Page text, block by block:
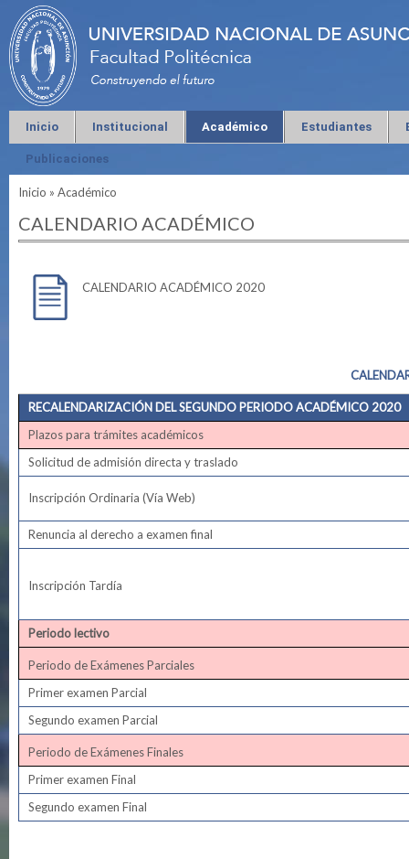
Inicio Institucional Académico Estudiantes
Publicaciones
Se encuentra usted aquí
Inicio » Académico
CALENDARIO ACADÉMICO
CALENDARIO ACADÉMICO 2020
RECALENDARIZACIÓN DEL SEGUNDO PERIODO ACADÉMICO 2020
Plazos para trámites académicos
Solicitud de admisión directa y traslado
Inscripción Ordinaria (Vía Web)
Renuncia al derecho a examen final
Inscripción Tardía
Periodo lectivo
Periodo de Exámenes Parciales
Primer examen Parcial
Segundo examen Parcial
Periodo de Exámenes Finales
Primer examen Final
Segundo examen Final